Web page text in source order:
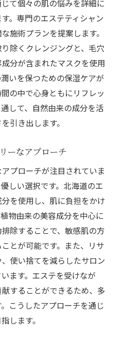
て個々の肌の悩みを詳細に
。専門のエステティシャン
施術プランを提案します。
除くクレンジングと、毛穴
分が含まれたマスクを使用
いを保つための保湿ケアが
の中で心身ともにリフレッ
して、自然由来の成分を活
引き出します。
ーなアプローチ
プローチが注目されていま
しい選択です。北海道のエ
を使用し、肌に負担をかけ
物由来の美容成分を中心に
除することで、敏感肌の方
とが可能です。また、リサ
使い捨てを減らしたサロン
ます。エステを受けなが
することができるため、多
こうしたアプローチを通じ
します。